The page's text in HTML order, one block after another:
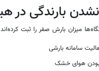
بارندگی در
میزان بارش صفر را ثبت
سامانه بارشی
هوای خشک